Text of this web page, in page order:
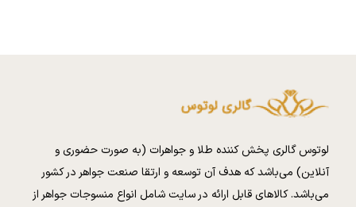
لوتوس گالری پخش کننده طلا و جواهرات (به صورت حضوری و
آنلاین) می‌باشد که هدف آن توسعه و ارتقا صنعت جواهر در کشور
می‌باشد. کالا‌های قابل ارائه در سایت شامل انواع منسوجات جواهر از